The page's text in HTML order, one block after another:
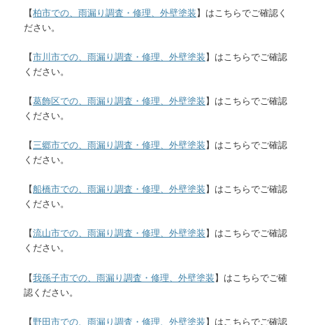
【柏市での、雨漏り調査・修理、外壁塗装】はこちらでご確認く
ださい。
【市川市での、雨漏り調査・修理、外壁塗装】はこちらでご確認
ください。
【葛飾区での、雨漏り調査・修理、外壁塗装】はこちらでご確認
ください。
【三郷市での、雨漏り調査・修理、外壁塗装】はこちらでご確認
ください。
【船橋市での、雨漏り調査・修理、外壁塗装】はこちらでご確認
ください。
【流山市での、雨漏り調査・修理、外壁塗装】はこちらでご確認
ください。
【我孫子市での、雨漏り調査・修理、外壁塗装】はこちらでご確
認ください。
【野田市での、雨漏り調査・修理、外壁塗装】はこちらでご確認